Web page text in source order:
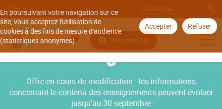
En poursuivant votre navigation sur ce
site, vous acceptez l'utilisation de
cookies à des fins de mesure d'audience
(statistiques anonymes).
Accepter Refuser
Aller à
Se connecter
Offre en cours de modification : les informations
concernant le contenu des enseignements peuvent évoluer
jusqu’au 30 septembre